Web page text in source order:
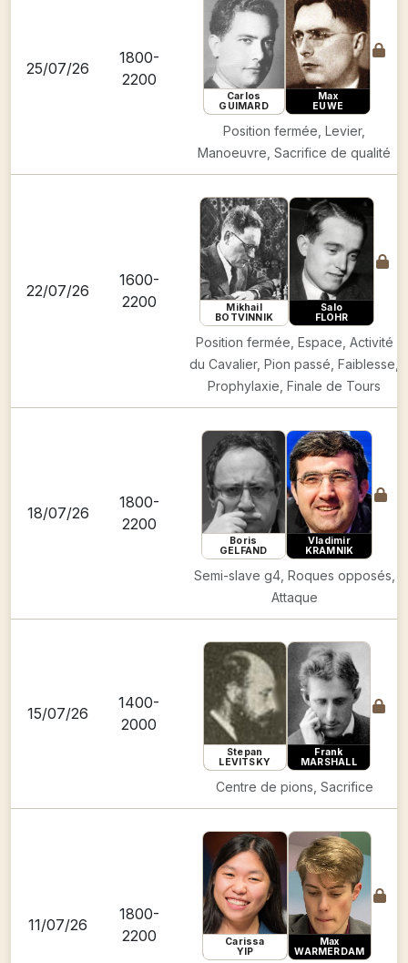
25/07/26
1800-
2200
Carlos
GUIMARD
Max
EUWE
Position fermée, Levier,
Manoeuvre, Sacrifice de qualité
22/07/26
1600-
2200
Mikhail
BOTVINNIK
Salo
FLOHR
Position fermée, Espace, Activité
du Cavalier, Pion passé, Faiblesse,
Prophylaxie, Finale de Tours
18/07/26
1800-
2200
Boris
GELFAND
Vladimir
KRAMNIK
Semi-slave g4, Roques opposés,
Attaque
15/07/26
1400-
2000
Stepan
LEVITSKY
Frank
MARSHALL
Centre de pions, Sacrifice
11/07/26
1800-
2200
Carissa
YIP
Max
WARMERDAM